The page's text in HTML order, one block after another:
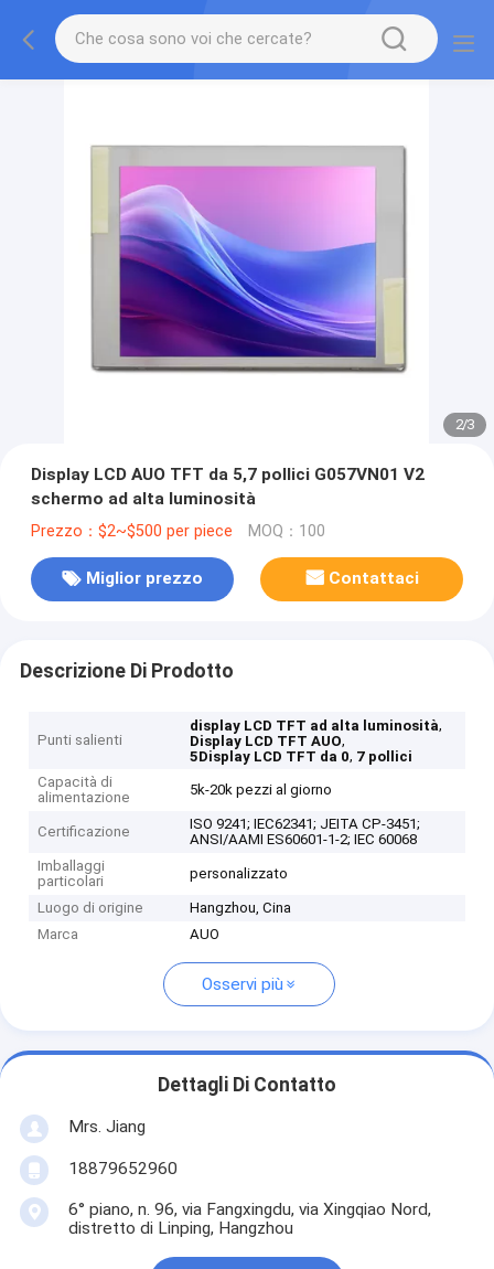
2/3
Display LCD AUO TFT da 5,7 pollici G057VN01 V2
schermo ad alta luminosità
Prezzo：$2~$500 per piece MOQ：100
Miglior prezzo Contattaci
Descrizione Di Prodotto
Punti salienti
display LCD TFT ad alta luminosità,
Display LCD TFT AUO,
5Display LCD TFT da 0, 7 pollici
Capacità di
alimentazione
5k-20k pezzi al giorno
Certificazione
ISO 9241; IEC62341; JEITA CP-3451;
ANSI/AAMI ES60601-1-2; IEC 60068
Imballaggi
particolari
personalizzato
Luogo di origine
Hangzhou, Cina
Marca
AUO
Osservi più
Dettagli Di Contatto
Mrs. Jiang
18879652960
6° piano, n. 96, via Fangxingdu, via Xingqiao Nord,
distretto di Linping, Hangzhou